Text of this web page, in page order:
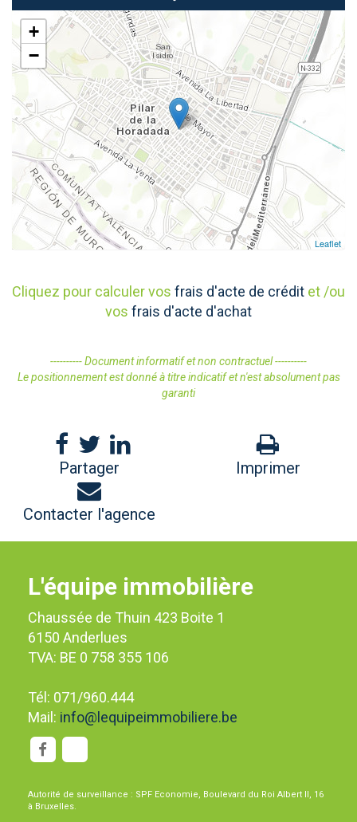
+
−
Leaflet
Cliquez pour calculer vos frais d'acte de crédit et /ou
vos frais d'acte d'achat
---------- Document informatif et non contractuel ----------
Le positionnement est donné à titre indicatif et n'est absolument pas
garanti
Partager Imprimer
Contacter l'agence
L'équipe immobilière
Chaussée de Thuin 423 Boite 1
6150 Anderlues
TVA: BE 0 758 355 106
Tél: 071/960.444
Mail: info@lequipeimmobiliere.be
Autorité de surveillance : SPF Economie, Boulevard du Roi Albert II, 16
à Bruxelles.